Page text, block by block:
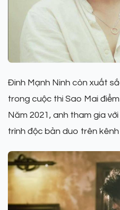
Đinh Mạnh Ninh còn xuất
trong cuộc thi Sao Mai
Năm 2021, anh tham gia
trình độc bản duo trên kênh